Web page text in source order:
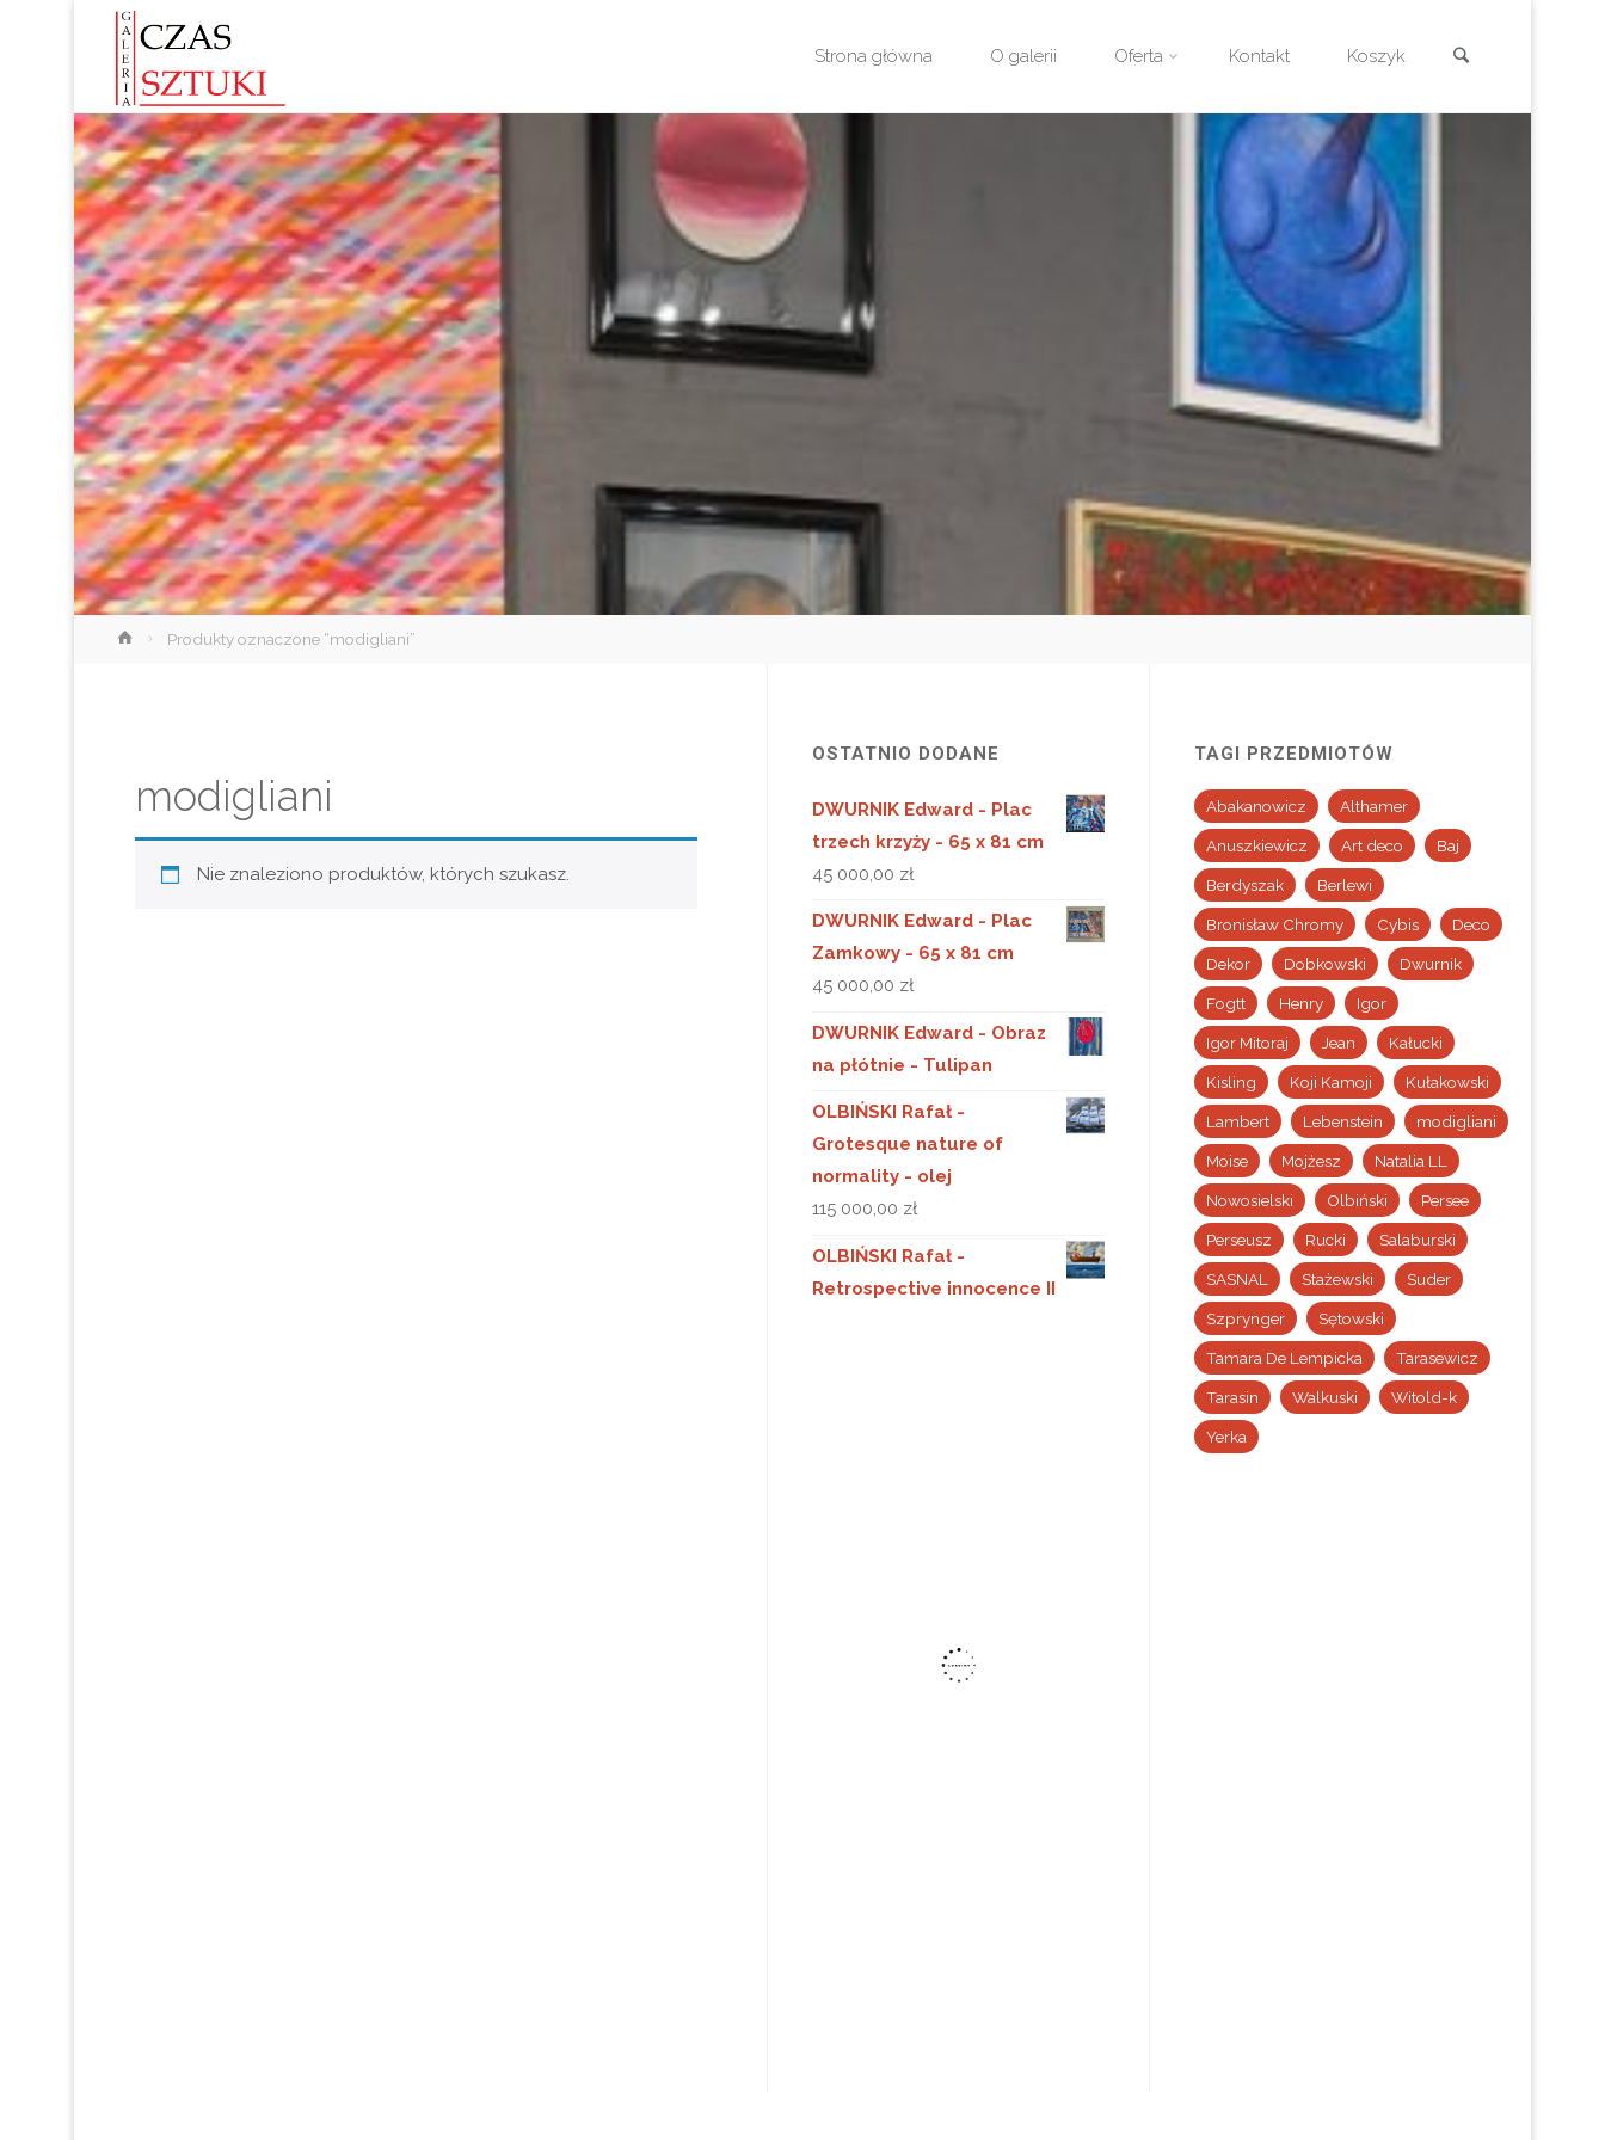
Strona główna O galerii Oferta Kontakt Koszyk
StronaProdukty oznaczone “modigliani”
modigliani
Nie znaleziono produktów, których szukasz.
OSTATNIO DODANE
DWURNIK Edward - Plac
trzech krzyży - 65 x 81 cm
45 000,00 zł
DWURNIK Edward - Plac
Zamkowy - 65 x 81 cm
45 000,00 zł
DWURNIK Edward - Obraz
na płótnie - Tulipan
OLBIŃSKI Rafał -
Grotesque nature of
normality - olej
115 000,00 zł
OLBIŃSKI Rafał -
Retrospective innocence II
TAGI PRZEDMIOTÓW
Abakanowicz Althamer
Anuszkiewicz Art deco Baj
Berdyszak Berlewi
Bronisław Chromy Cybis Deco
Dekor Dobkowski Dwurnik
Fogtt Henry Igor
Igor Mitoraj Jean Kałucki
Kisling Koji Kamoji Kułakowski
Lambert Lebenstein modigliani
Moise Mojżesz Natalia LL
Nowosielski Olbiński Persee
Perseusz Rucki Salaburski
SASNAL Stażewski Suder
Szprynger Sętowski
Tamara De Lempicka Tarasewicz
Tarasin Walkuski Witold-k
Yerka